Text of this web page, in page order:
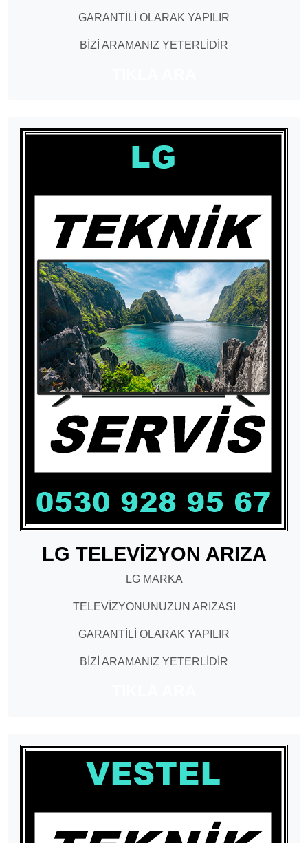
GARANTİLİ OLARAK YAPILIR
BİZİ ARAMANIZ YETERLİDİR
LG TELEVİZYON ARIZA
LG MARKA
TELEVİZYONUNUZUN ARIZASI
GARANTİLİ OLARAK YAPILIR
BİZİ ARAMANIZ YETERLİDİR